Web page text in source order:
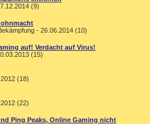
(9)
- 26.06.2014 (10)
auf! Verdacht auf Virus!
(15)
(18)
(22)
Ping Peaks, Online Gaming nicht